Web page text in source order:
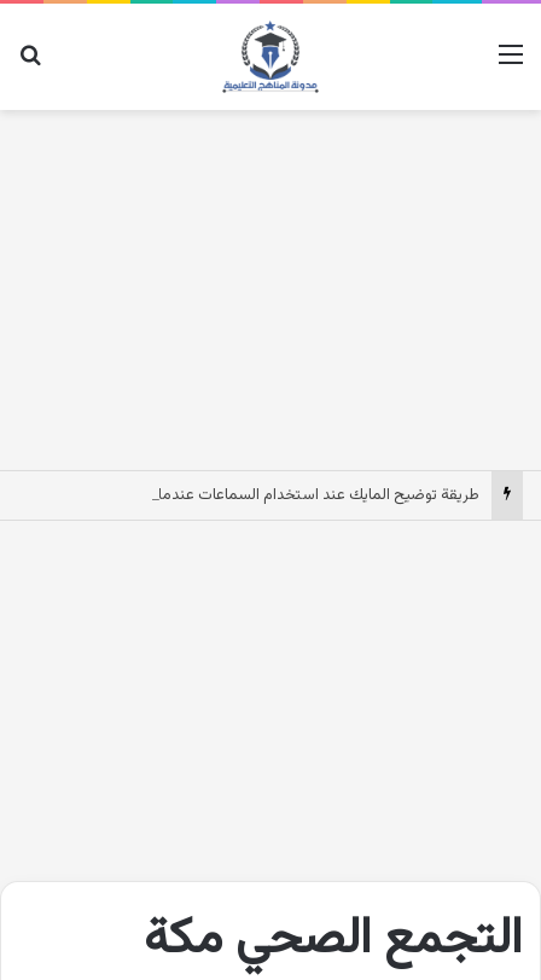
القائمة
التجمع الصحي مكة